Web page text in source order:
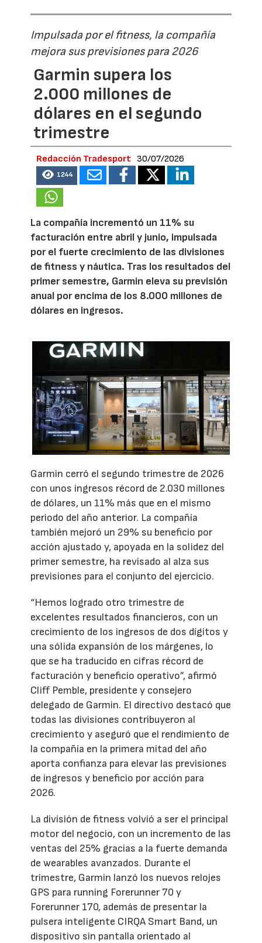
Impulsada por el fitness, la compañía
mejora sus previsiones para 2026
Garmin supera los
2.000 millones de
dólares en el segundo
trimestre
Redacción Tradesport 30/07/2026
1244
La compañía incrementó un 11% su
facturación entre abril y junio, impulsada
por el fuerte crecimiento de las divisiones
de fitness y náutica. Tras los resultados del
primer semestre, Garmin eleva su previsión
anual por encima de los 8.000 millones de
dólares en ingresos.
Garmin cerró el segundo trimestre de 2026
con unos ingresos récord de 2.030 millones
de dólares, un 11% más que en el mismo
periodo del año anterior. La compañía
también mejoró un 29% su beneficio por
acción ajustado y, apoyada en la solidez del
primer semestre, ha revisado al alza sus
previsiones para el conjunto del ejercicio.
“Hemos logrado otro trimestre de
excelentes resultados financieros, con un
crecimiento de los ingresos de dos dígitos y
una sólida expansión de los márgenes, lo
que se ha traducido en cifras récord de
facturación y beneficio operativo”, afirmó
Cliff Pemble, presidente y consejero
delegado de Garmin. El directivo destacó que
todas las divisiones contribuyeron al
crecimiento y aseguró que el rendimiento de
la compañía en la primera mitad del año
aporta confianza para elevar las previsiones
de ingresos y beneficio por acción para
2026.
La división de fitness volvió a ser el principal
motor del negocio, con un incremento de las
ventas del 25% gracias a la fuerte demanda
de wearables avanzados. Durante el
trimestre, Garmin lanzó los nuevos relojes
GPS para running Forerunner 70 y
Forerunner 170, además de presentar la
pulsera inteligente CIRQA Smart Band, un
dispositivo sin pantalla orientado al